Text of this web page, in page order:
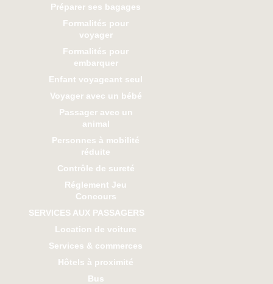
Préparer ses bagages
Formalités pour
voyager
Formalités pour
embarquer
Enfant voyageant seul
Voyager avec un bébé
Passager avec un
animal
Personnes à mobilité
réduite
Contrôle de sureté
Réglement Jeu
Concours
SERVICES AUX PASSAGERS
Location de voiture
Services & commerces
Hôtels à proximité
Bus